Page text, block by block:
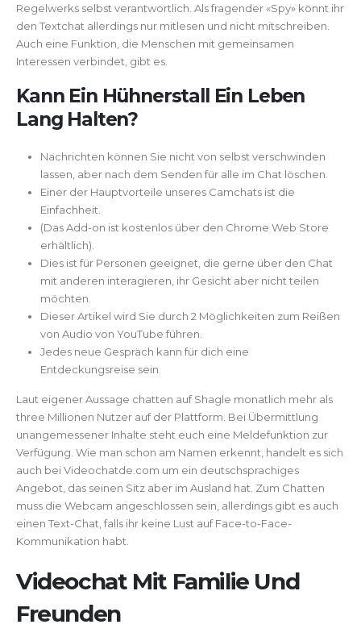
Regelwerks selbst verantwortlich. Als fragender «Spy» könnt ihr
den Textchat allerdings nur mitlesen und nicht mitschreiben.
Auch eine Funktion, die Menschen mit gemeinsamen
Interessen verbindet, gibt es.
Kann Ein Hühnerstall Ein Leben
Lang Halten?
Nachrichten können Sie nicht von selbst verschwinden
lassen, aber nach dem Senden für alle im Chat löschen.
Einer der Hauptvorteile unseres Camchats ist die
Einfachheit.
(Das Add-on ist kostenlos über den Chrome Web Store
erhältlich).
Dies ist für Personen geeignet, die gerne über den Chat
mit anderen interagieren, ihr Gesicht aber nicht teilen
möchten.
Dieser Artikel wird Sie durch 2 Möglichkeiten zum Reißen
von Audio von YouTube führen.
Jedes neue Gespräch kann für dich eine
Entdeckungsreise sein.
Laut eigener Aussage chatten auf Shagle monatlich mehr als
three Millionen Nutzer auf der Plattform. Bei Übermittlung
unangemessener Inhalte steht euch eine Meldefunktion zur
Verfügung. Wie man schon am Namen erkennt, handelt es sich
auch bei Videochatde.com um ein deutschsprachiges
Angebot, das seinen Sitz aber im Ausland hat. Zum Chatten
muss die Webcam angeschlossen sein, allerdings gibt es auch
einen Text-Chat, falls ihr keine Lust auf Face-to-Face-
Kommunikation habt.
Videochat Mit Familie Und
Freunden